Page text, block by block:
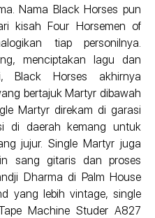
Nama Black Horses pun
kisah Four Horsemen of
tiap personilnya.
menciptakan lagu dan
Black Horses akhirnya
bertajuk Martyr dibawah
Martyr direkam di garasi
di daerah kemang untuk
jujur. Single Martyr juga
sang gitaris dan proses
Dharma di Palm House
yang lebih vintage, single
Machine Studer A827